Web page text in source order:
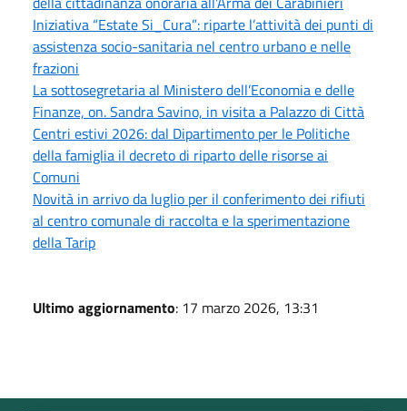
Iniziativa “Estate Si_Cura”: riparte l’attività dei punti di
assistenza socio-sanitaria nel centro urbano e nelle
frazioni
La sottosegretaria al Ministero dell’Economia e delle
Finanze, on. Sandra Savino, in visita a Palazzo di Città
Centri estivi 2026: dal Dipartimento per le Politiche
della famiglia il decreto di riparto delle risorse ai
Comuni
Novità in arrivo da luglio per il conferimento dei rifiuti
al centro comunale di raccolta e la sperimentazione
della Tarip
Ultimo aggiornamento: 17 marzo 2026, 13:31